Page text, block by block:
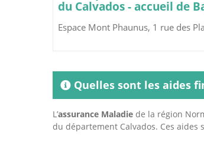
du Calvados - accueil de
Espace Mont Phaunus, 1 rue des
Quelles sont les aides
L’assurance Maladie de la région
du département Calvados. Ces aides